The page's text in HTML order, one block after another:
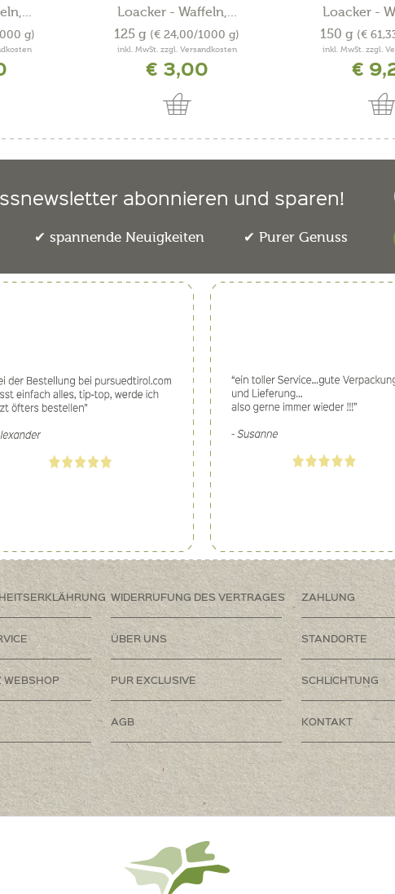
g)
Loacker - Waffeln,...
125 g (€ 24,00/1000 g)
inkl. MwSt. zzgl. Versandkosten
€ 3,00
Loacker -
150 g (€
inkl. MwSt. zzgl.
€
abonnieren und sparen!
spannende Neuigkeiten Purer Genuss
WIDERRUFUNG DES VERTRAGES ZAHLUNG
ÜBER UNS STANDORTE
WEBSHOP PUR EXCLUSIVE SCHLICHTUNG
AGB KONTAKT